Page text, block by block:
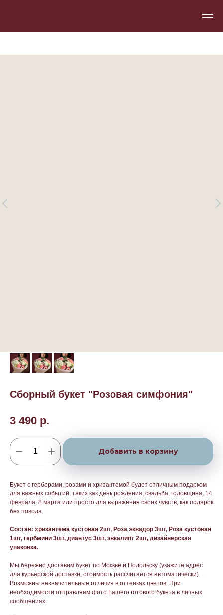
Сборный букет "Розовая симфония"
3 490 р.
Добавить в корзину
Букет с герберами, розами и хризантемой будет отличным подарком
для важных событий, таких как день рождения, свадьба, годовщина, 14
февраля, 8 марта или просто для выражения своих чувств, как подарок
без повода.
Состав: хризантема кустовая 2шт, Роза эквадор 3шт, Роза кустовая
1шт, гербмини 3шт, диантус 3шт, эвкалипт 2шт, дизайнерская
упаковка.
Мы бережно доставим букет по Москве и Подольску (укажите адрес
для курьерской доставки, стоимость рассчитается автоматически).
Возможны незначительные отличия в оттенках цветов. При
необходимости отправляем фото Вашего готового букета в личных
сообщениях.